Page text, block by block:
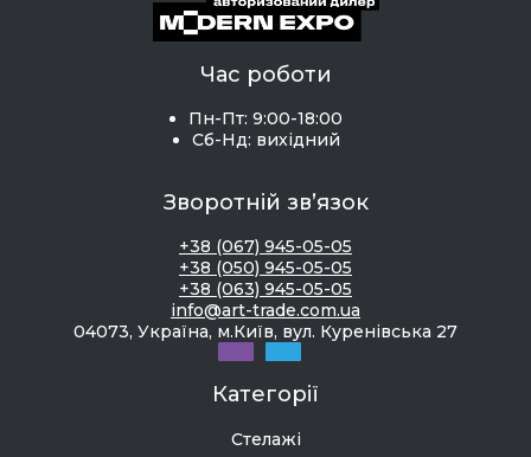
Час роботи
Пн-Пт: 9:00-18:00
Сб-Нд: вихідний
Зворотній зв’язок
+38 (067) 945-05-05
+38 (050) 945-05-05
+38 (063) 945-05-05
info@art-trade.com.ua
04073, Україна, м.Київ, вул. Куренівська 27
Категорії
Стелажі